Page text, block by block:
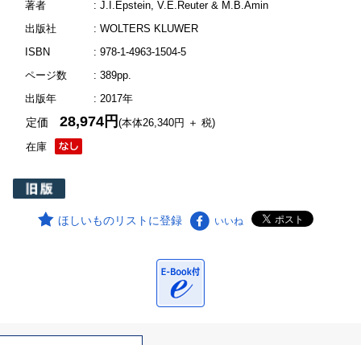
著者
: J.I.Epstein, V.E.Reuter & M.B.Amin
出版社
: WOLTERS KLUWER
ISBN
: 978-1-4963-1504-5
ページ数
: 389pp.
出版年
: 2017年
在庫
定価28,974円(本体26,340円 ＋ 税)
ほしいものリストに登録 いいね